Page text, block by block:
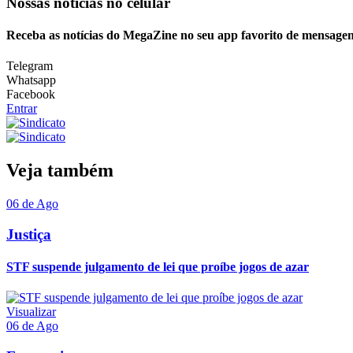
Receba as notícias do MegaZine no seu app favorito de
Telegram
Whatsapp
Facebook
Entrar
Veja também
06 de Ago
Justiça
STF suspende julgamento de lei que proíbe jogos de azar
Visualizar
06 de Ago